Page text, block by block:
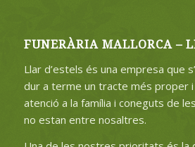
FUNERÀRIA MALLORCA –
Llar d’estels és una empresa que
dur a terme un tracte més proper
atenció a la família i coneguts de
no estan entre nosaltres.